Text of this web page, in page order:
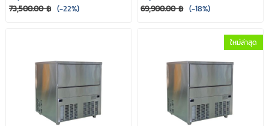
73,500.00 ฿ (-22%) 69,900.00 ฿ (-18%)
ใหม่ล่าสุด